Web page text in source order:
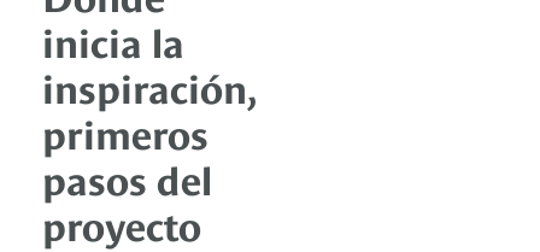
inicia la
inspiración,
primeros
pasos del
proyecto